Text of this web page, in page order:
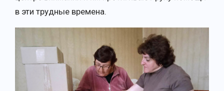
в эти трудные времена.